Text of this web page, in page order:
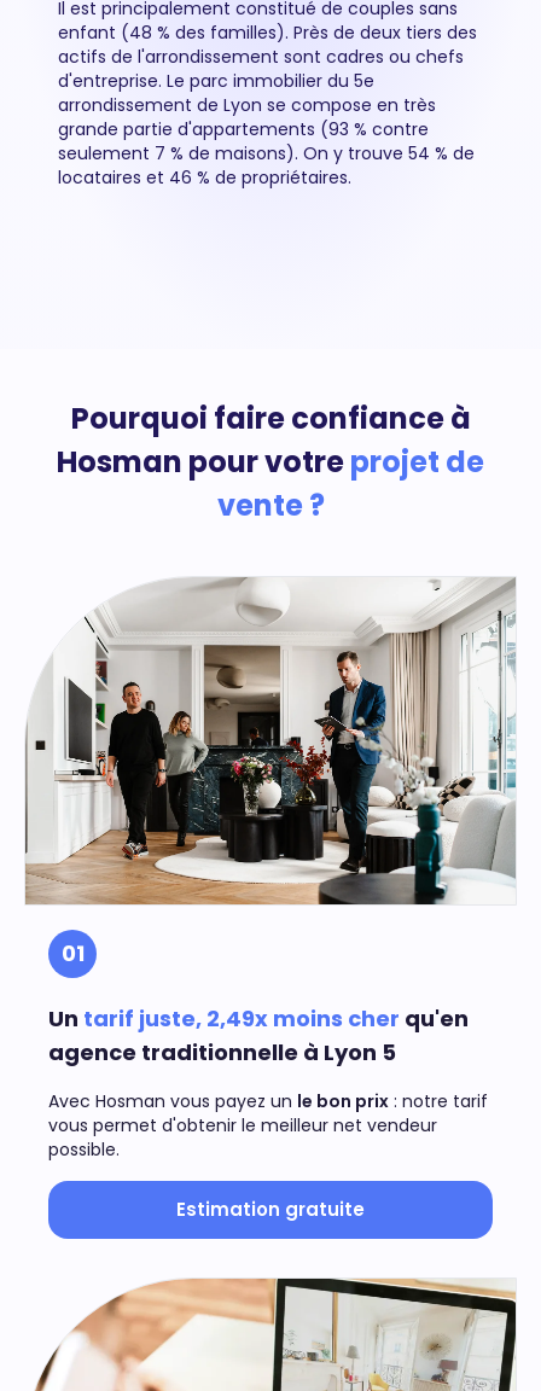
Il est principalement constitué de couples sans
enfant (48 % des familles). Près de deux tiers des
actifs de l'arrondissement sont cadres ou chefs
d'entreprise. Le parc immobilier du 5e
arrondissement de Lyon se compose en très
grande partie d'appartements (93 % contre
seulement 7 % de maisons). On y trouve 54 % de
locataires et 46 % de propriétaires.
Pourquoi faire confiance à
Hosman pour votreprojet de
vente ?
01
Un tarif juste, 2,49x moins cher qu'en
agence traditionnelle à Lyon 5
Avec Hosman vous payez un le bon prix : notre tarif
vous permet d'obtenir le meilleur net vendeur
possible.
Estimation gratuite